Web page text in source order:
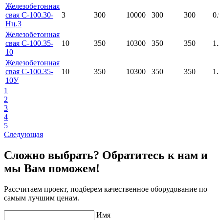
Железобетонная
свая С-100.30-
Нц.3
3 300 10000 300 300
Железобетонная
свая С-100.35-
10
10 350 10300 350 350
Железобетонная
свая С-100.35-
10У
10 350 10300 350 350
1
2
3
4
5
Следующая
Сложно выбрать? Обратитесь к нам и
мы Вам поможем!
Рассчитаем проект, подберем качественное оборудование по
самым лучшим ценам.
Имя